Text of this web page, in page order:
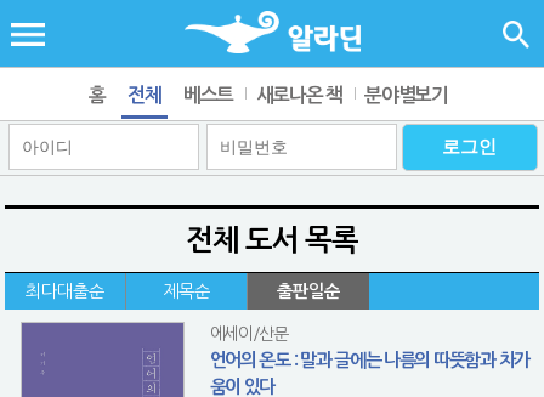
홈 전체 베스트 새로나온 책 분야별보기
전체 도서 목록
최다대출순 제목순 출판일순
에세이/산문
언어의 온도 : 말과 글에는 나름의 따뜻함과 차가
움이 있다